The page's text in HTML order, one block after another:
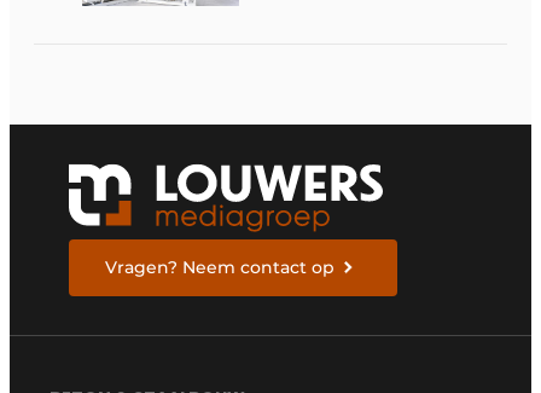
Vragen? Neem contact op